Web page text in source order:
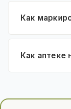
Как
Как аптеке